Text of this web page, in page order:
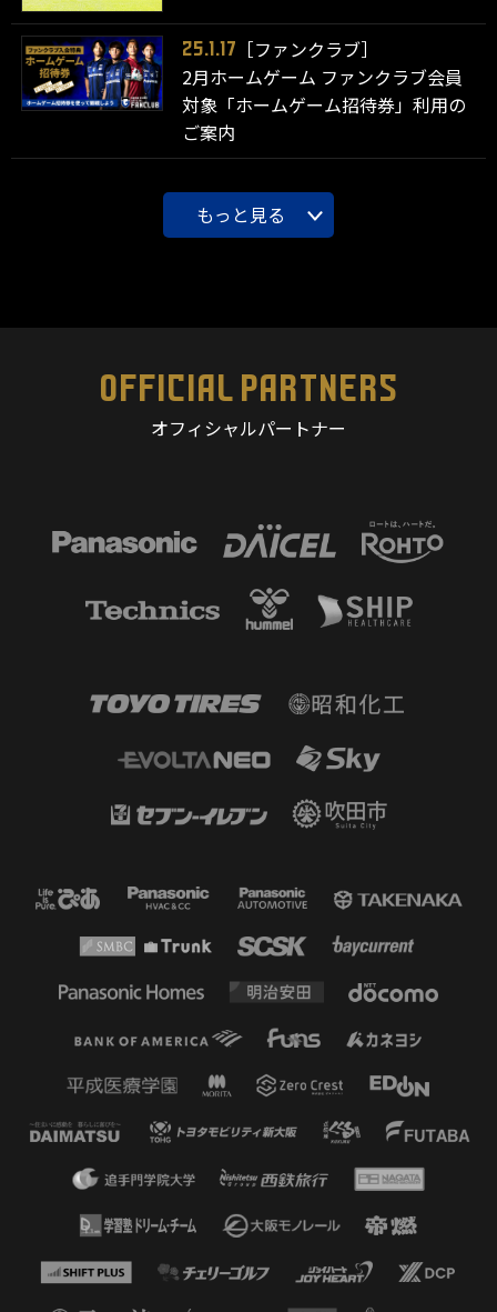
25.1.17
［ファンクラブ］
2月ホームゲーム ファンクラブ会員
対象「ホームゲーム招待券」利用の
ご案内
もっと見る
OFFICIAL PARTNERS
オフィシャルパートナー